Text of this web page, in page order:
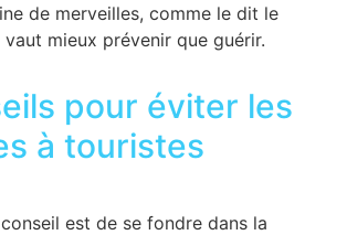
de merveilles, comme le dit le
mieux prévenir que guérir.
pour éviter les
à touristes
est de se fondre dans la